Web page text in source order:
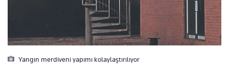
Yangın merdiveni yapımı kolaylaştırılıyor